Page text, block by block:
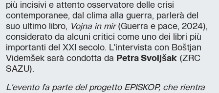
più incisivi e attento osservatore delle crisi
contemporanee, dal clima alla guerra, parlerà del
suo ultimo libro, Vojna in mir (Guerra e pace, 2024),
considerato da alcuni critici come uno dei libri più
importanti del XXI secolo. L'intervista con Boštjan
Videmšek sarà condotta da Petra Svoljšak (ZRC
SAZU).
L'evento fa parte del progetto EPISKOP, che rientra